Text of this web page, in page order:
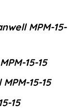
MPM-15-
15-15
15-15
15